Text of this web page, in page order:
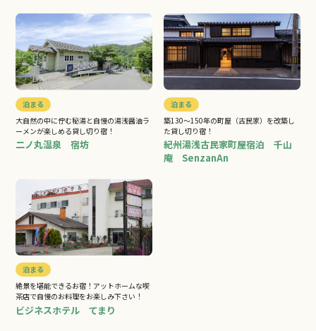
泊まる
大自然の中に佇む秘湯と自慢の湯浅醤油ラ
ーメンが楽しめる貸し切り宿！
二ノ丸温泉 宿坊
泊まる
築130～150年の町屋（古民家）を改築し
た貸し切り宿！
紀州湯浅古民家町屋宿泊 千山
庵 SenzanAn
泊まる
絶景を堪能できるお宿！アットホームな喫
茶店で自慢のお料理をお楽しみ下さい！
ビジネスホテル てまり